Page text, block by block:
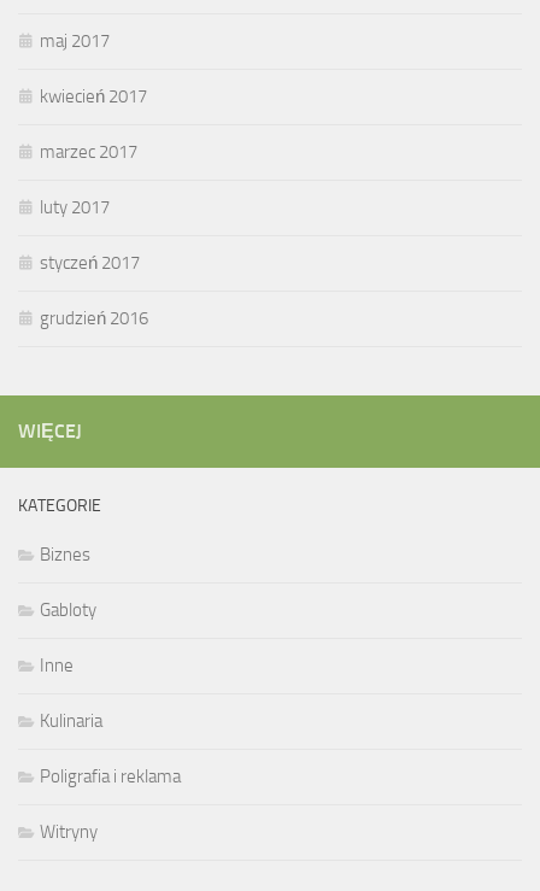
maj 2017
kwiecień 2017
marzec 2017
luty 2017
styczeń 2017
grudzień 2016
WIĘCEJ
KATEGORIE
Biznes
Gabloty
Inne
Kulinaria
Poligrafia i reklama
Witryny